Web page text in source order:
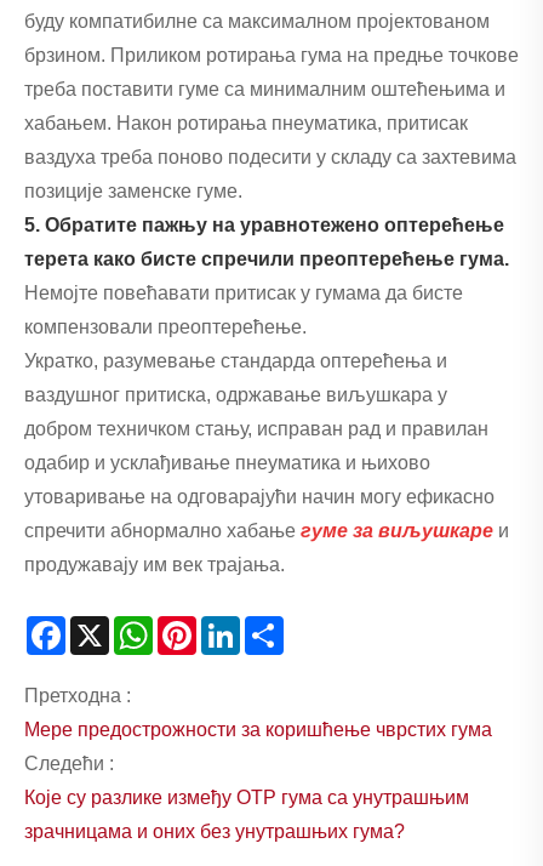
буду компатибилне са максималном пројектованом
брзином. Приликом ротирања гума на предње точкове
треба поставити гуме са минималним оштећењима и
хабањем. Након ротирања пнеуматика, притисак
ваздуха треба поново подесити у складу са захтевима
позиције заменске гуме.
5. Обратите пажњу на уравнотежено оптерећење
терета како бисте спречили преоптерећење гума.
Немојте повећавати притисак у гумама да бисте
компензовали преоптерећење.
Укратко, разумевање стандарда оптерећења и
ваздушног притиска, одржавање виљушкара у
добром техничком стању, исправан рад и правилан
одабир и усклађивање пнеуматика и њихово
утоваривање на одговарајући начин могу ефикасно
спречити абнормално хабање гуме за виљушкаре и
продужавају им век трајања.
Facebook
X WhatsAppPinterestLinkedIn
Претходна :
Мере предострожности за коришћење чврстих гума
Следећи :
Које су разлике између ОТР гума са унутрашњим
зрачницама и оних без унутрашњих гума?